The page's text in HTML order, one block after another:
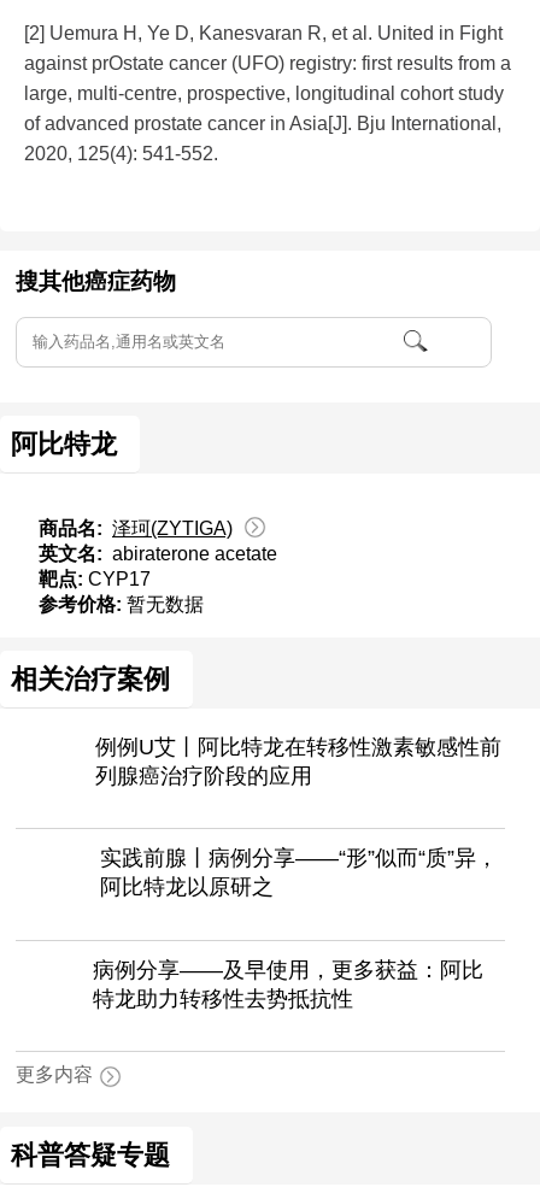
[2] Uemura H, Ye D, Kanesvaran R, et al. United in Fight
against prOstate cancer (UFO) registry: first results from a
large, multi‐centre, prospective, longitudinal cohort study
of advanced prostate cancer in Asia[J]. Bju International,
2020, 125(4): 541-552.
搜其他癌症药物
阿比特龙
商品名: 泽珂(ZYTIGA)
英文名: abiraterone acetate
靶点: CYP17
参考价格: 暂无数据
相关治疗案例
例例U艾丨阿比特龙在转移性激素敏感性前
列腺癌治疗阶段的应用
实践前腺丨病例分享——“形”似而“质”异，
阿比特龙以原研之
病例分享——及早使用，更多获益：阿比
特龙助力转移性去势抵抗性
更多内容
科普答疑专题